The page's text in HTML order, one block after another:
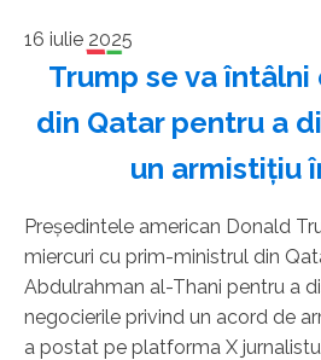
16 iulie 2025
Trump se va
din Qatar pentru a
un armistiţiu
Preşedintele american Donald
miercuri cu prim-ministrul din
Abdulrahman al-Thani pentru a
negocierile privind un acord de
a postat pe platforma X